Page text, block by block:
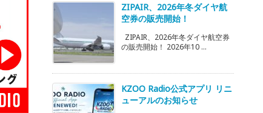
ZIPAIR、2026年冬ダイヤ航
空券の販売開始！
ZIPAIR、2026年冬ダイヤ航空券
の販売開始！ 2026年10 ...
KZOO Radio公式アプリ リニ
ューアルのお知らせ